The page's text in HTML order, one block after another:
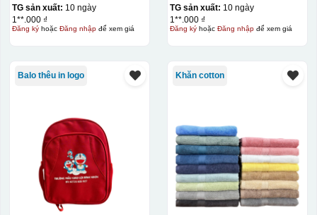
TG sản xuất: 10 ngày
1**.000 ₫
Đăng kýhoặc Đăng nhậpđể xem giá
TG sản xuất: 10 ngày
1**.000 ₫
Đăng kýhoặc Đăng nhậpđể xem giá
Balo thêu in logo Khăn cotton